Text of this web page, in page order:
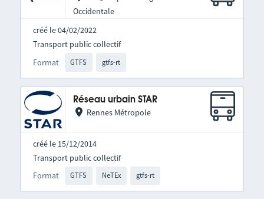
Occidentale
créé le 04/02/2022
Format GTFS gtfs-rt
Transport public collectif
Réseau urbain STAR
Rennes Métropole
créé le 15/12/2014
Format GTFS NeTEx gtfs-rt
Transport public collectif